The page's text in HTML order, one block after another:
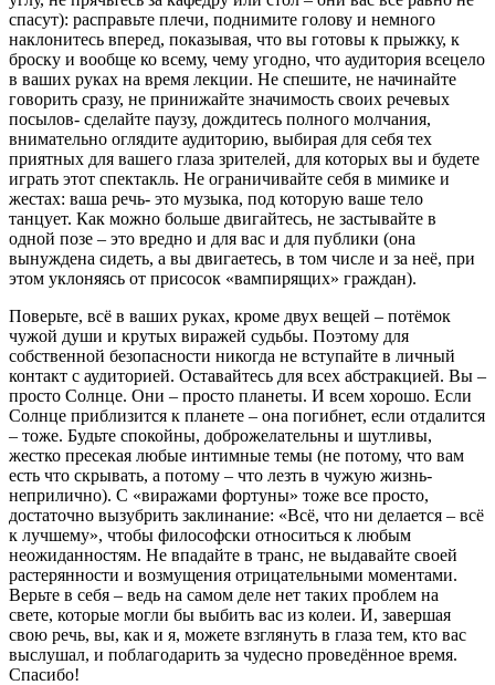
спасут): расправьте плечи, поднимите голову и немного
наклонитесь вперед, показывая, что вы готовы к прыжку, к
броску и вообще ко всему, чему угодно, что аудитория всецело
в ваших руках на время лекции. Не спешите, не начинайте
говорить сразу, не принижайте значимость своих речевых
посылов- сделайте паузу, дождитесь полного молчания,
внимательно оглядите аудиторию, выбирая для себя тех
приятных для вашего глаза зрителей, для которых вы и будете
играть этот спектакль. Не ограничивайте себя в мимике и
жестах: ваша речь- это музыка, под которую ваше тело
танцует. Как можно больше двигайтесь, не застывайте в
одной позе – это вредно и для вас и для публики (она
вынуждена сидеть, а вы двигаетесь, в том числе и за неё, при
этом уклоняясь от присосок «вампирящих» граждан).
Поверьте, всё в ваших руках, кроме двух вещей – потёмок
чужой души и крутых виражей судьбы. Поэтому для
собственной безопасности никогда не вступайте в личный
контакт с аудиторией. Оставайтесь для всех абстракцией. Вы –
просто Солнце. Они – просто планеты. И всем хорошо. Если
Солнце приблизится к планете – она погибнет, если отдалится
– тоже. Будьте спокойны, доброжелательны и шутливы,
жестко пресекая любые интимные темы (не потому, что вам
есть что скрывать, а потому – что лезть в чужую жизнь-
неприлично). С «виражами фортуны» тоже все просто,
достаточно вызубрить заклинание: «Всё, что ни делается – всё
к лучшему», чтобы философски относиться к любым
неожиданностям. Не впадайте в транс, не выдавайте своей
растерянности и возмущения отрицательными моментами.
Верьте в себя – ведь на самом деле нет таких проблем на
свете, которые могли бы выбить вас из колеи. И, завершая
свою речь, вы, как и я, можете взглянуть в глаза тем, кто вас
выслушал, и поблагодарить за чудесно проведённое время.
Спасибо!